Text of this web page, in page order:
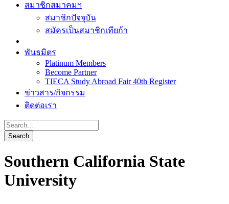
สมาชิกสมาคมฯ
สมาชิกปัจจุบัน
สมัครเป็นสมาชิกเทียก้า
พันธมิตร
Platinum Members
Become Partner
TIECA Study Abroad Fair 40th Register
ข่าวสาร/กิจกรรม
ติดต่อเรา
Southern California State
University